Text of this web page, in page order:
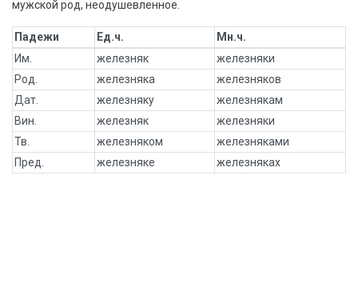
мужской род, неодушевленное.
Падежи Ед.ч.
Мн.ч.
Им.
железняк
железняки
Род.
железняка
железняков
Дат.
железняку
железнякам
Вин.
железняк
железняки
Тв.
железняком
железняками
Пред.
железняке железняках